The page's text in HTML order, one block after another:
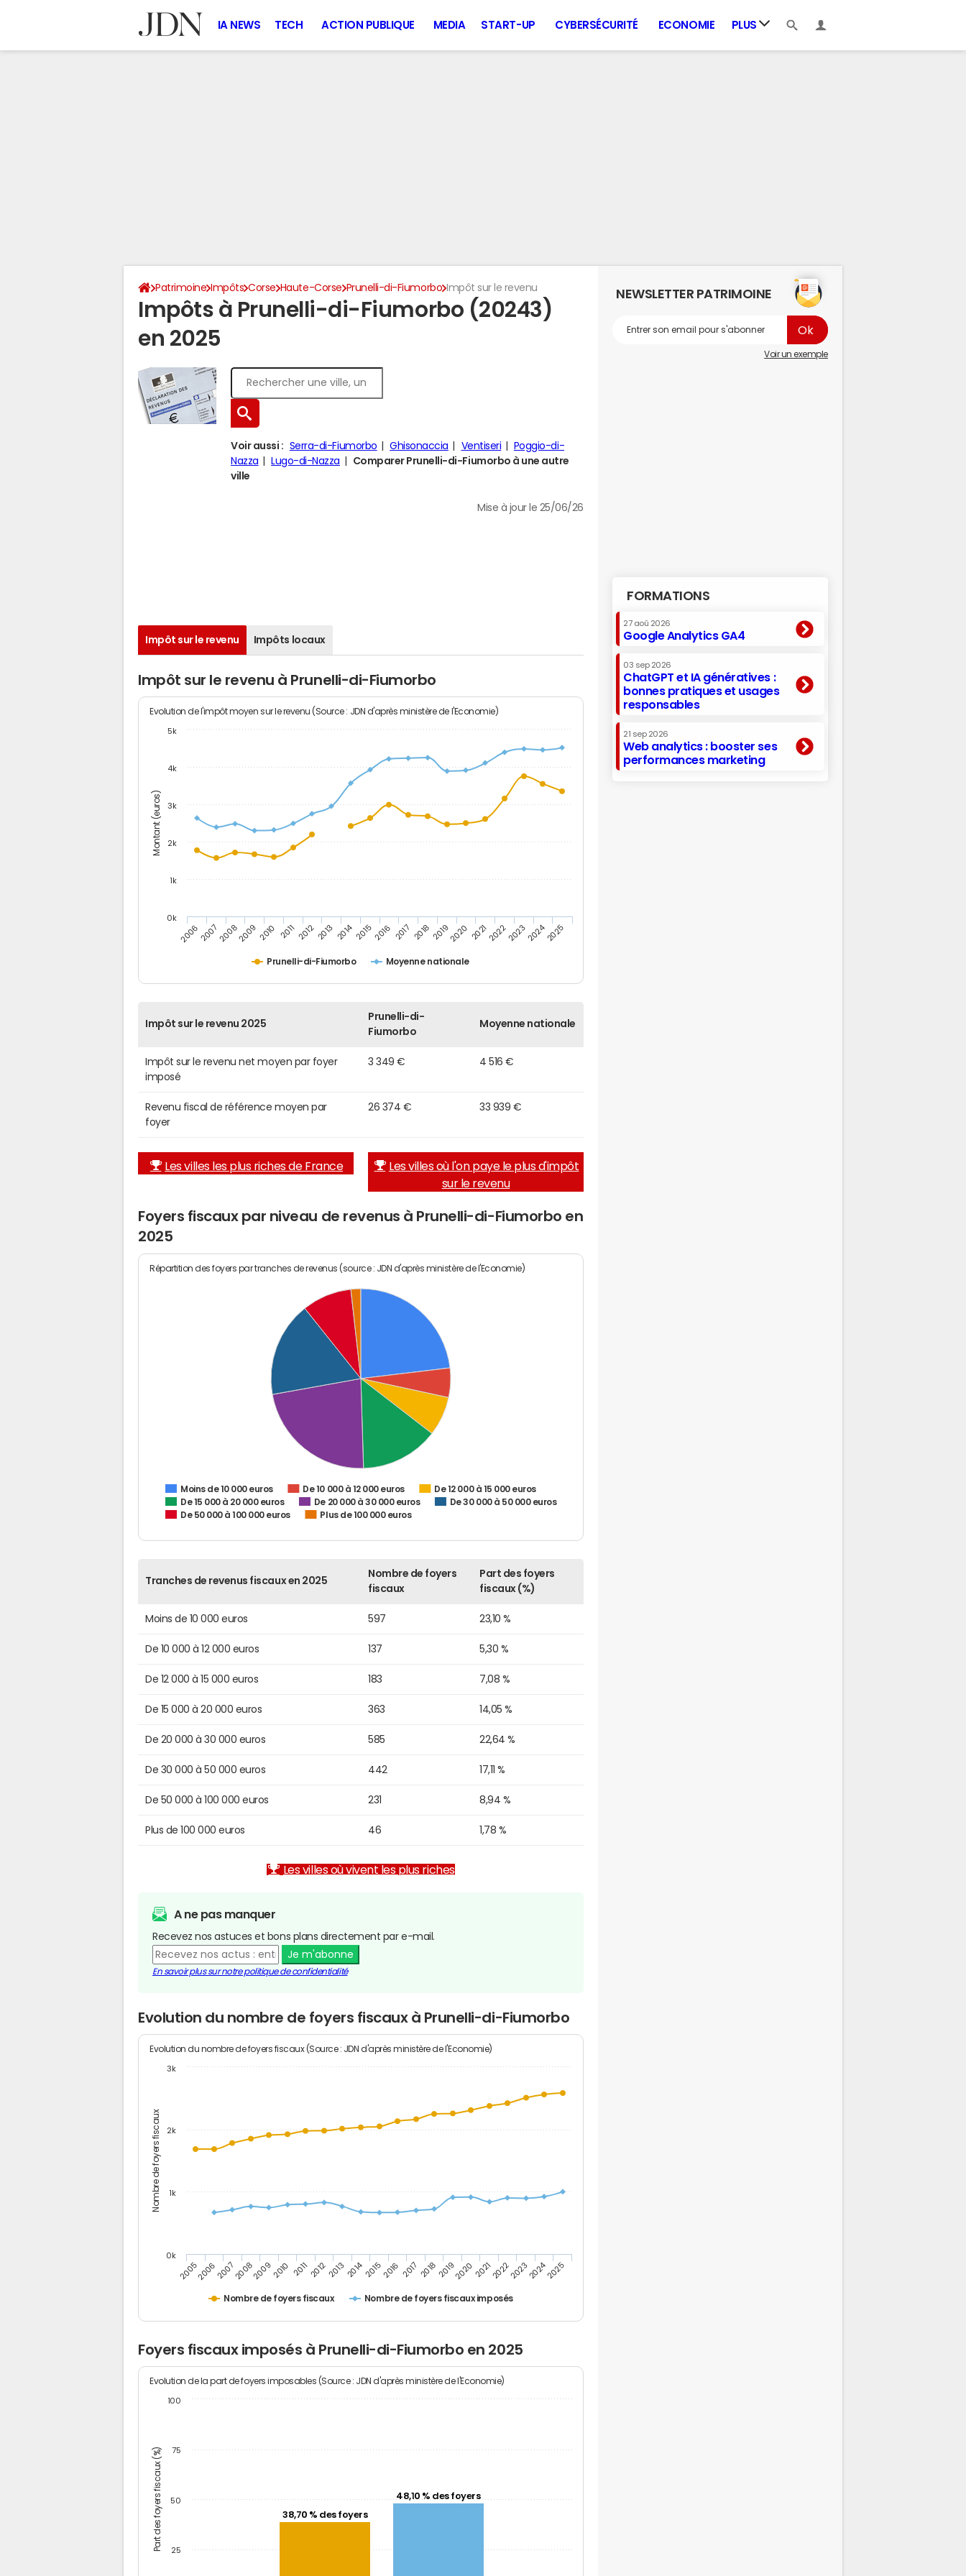
IA NEWS TECH ACTION PUBLIQUE MEDIA START-UP CYBERSÉCURITÉ ECONOMIE PLUS
Patrimoine Impôts Corse Haute-Corse Prunelli-di-Fiumorbo Impôt sur le revenu
Impôts à Prunelli-di-Fiumorbo (20243)
en 2025
Voir aussi : Serra-di-Fiumorbo Ghisonaccia Ventiseri
Poggio-di-
Nazza
Lugo-di-Nazza
Comparer Prunelli-di-Fiumorbo à une autre
ville
Mise à jour le 25/06/26
Impôt sur le revenu Impôts locaux
Impôt sur le revenu à Prunelli-di-Fiumorbo
Montant (euros)
Evolution de l'impôt moyen sur le revenu (Source : JDN d'après ministère de l'Economie)
Prunelli-di-Fiumorbo Moyenne nationale
20062007200820092010 2011 20122013 201420152016 2017 201820192020 20212022202320242025
0k
1k
2k
3k
4k
5k
Impôt sur le revenu 2025
Prunelli-di-
Fiumorbo
Moyenne nationale
Impôt sur le revenu net moyen par foyer
imposé
3 349 € 4 516 €
Revenu fiscal de référence moyen par
foyer
26 374 € 33 939 €
Les villes les plus riches de France
Les villes où l'on paye le plus d'impôt
sur le revenu
Foyers fiscaux par niveau de revenus à Prunelli-di-Fiumorbo en
2025
Répartition des foyers par tranches de revenus (source : JDN d'après ministère de l'Economie)
Moins de 10 000 euros De 10 000 à 12 000 euros
De 12 000 à 15 000 euros
De 15 000 à 20 000 euros
De 20 000 à 30 000 euros
De 30 000 à 50 000 euros
De 50 000 à 100 000 euros
Plus de 100 000 euros
Tranches de revenus fiscaux en 2025
Nombre de foyers
fiscaux
Part des foyers
fiscaux (%)
Moins de 10 000 euros 597 23,10 %
De 10 000 à 12 000 euros 137 5,30 %
De 12 000 à 15 000 euros 183 7,08 %
De 15 000 à 20 000 euros 363 14,05 %
De 20 000 à 30 000 euros 585 22,64 %
De 30 000 à 50 000 euros 442 17,11 %
De 50 000 à 100 000 euros 231 8,94 %
Plus de 100 000 euros 46 1,78 %
Les villes où vivent les plus riches
A ne pas manquer
Recevez nos astuces et bons plans directement par e-mail.
Je m'abonne
En savoir plus sur notre politique de confidentialité
Evolution du nombre de foyers fiscaux à Prunelli-di-Fiumorbo
Nombre de foyers fiscaux
Evolution du nombre de foyers fiscaux (Source : JDN d'après ministère de l'Economie)
Nombre de foyers fiscaux Nombre de foyers fiscaux imposés
200520062007200820092010 201120122013201420152016 2017 20182019202020212022202320242025
0k
1k
2k
3k
Foyers fiscaux imposés à Prunelli-di-Fiumorbo en 2025
Part des foyers fiscaux (%)
Evolution de la part de foyers imposables (Source : JDN d'après ministère de l'Economie)
38,70 % des foyers
48,10 % des foyers
25
50
75
100
NEWSLETTER PATRIMOINE
Voir un exemple
FORMATIONS
27 aoû 2026
Google Analytics GA4
03 sep 2026
ChatGPT et IA génératives :
bonnes pratiques et usages
responsables
21 sep 2026
Web analytics : booster ses
performances marketing